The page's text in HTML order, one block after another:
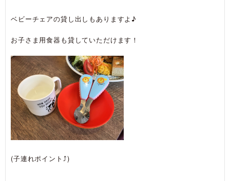
ベビーチェアの貸し出しもありますよ♪
お子さま用食器も貸していただけます！
(子連れポイント⤴)